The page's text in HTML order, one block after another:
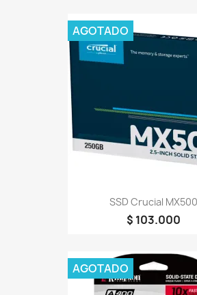
SSD Crucial MX500
$ 103.000
AGOTADO
AGOTADO